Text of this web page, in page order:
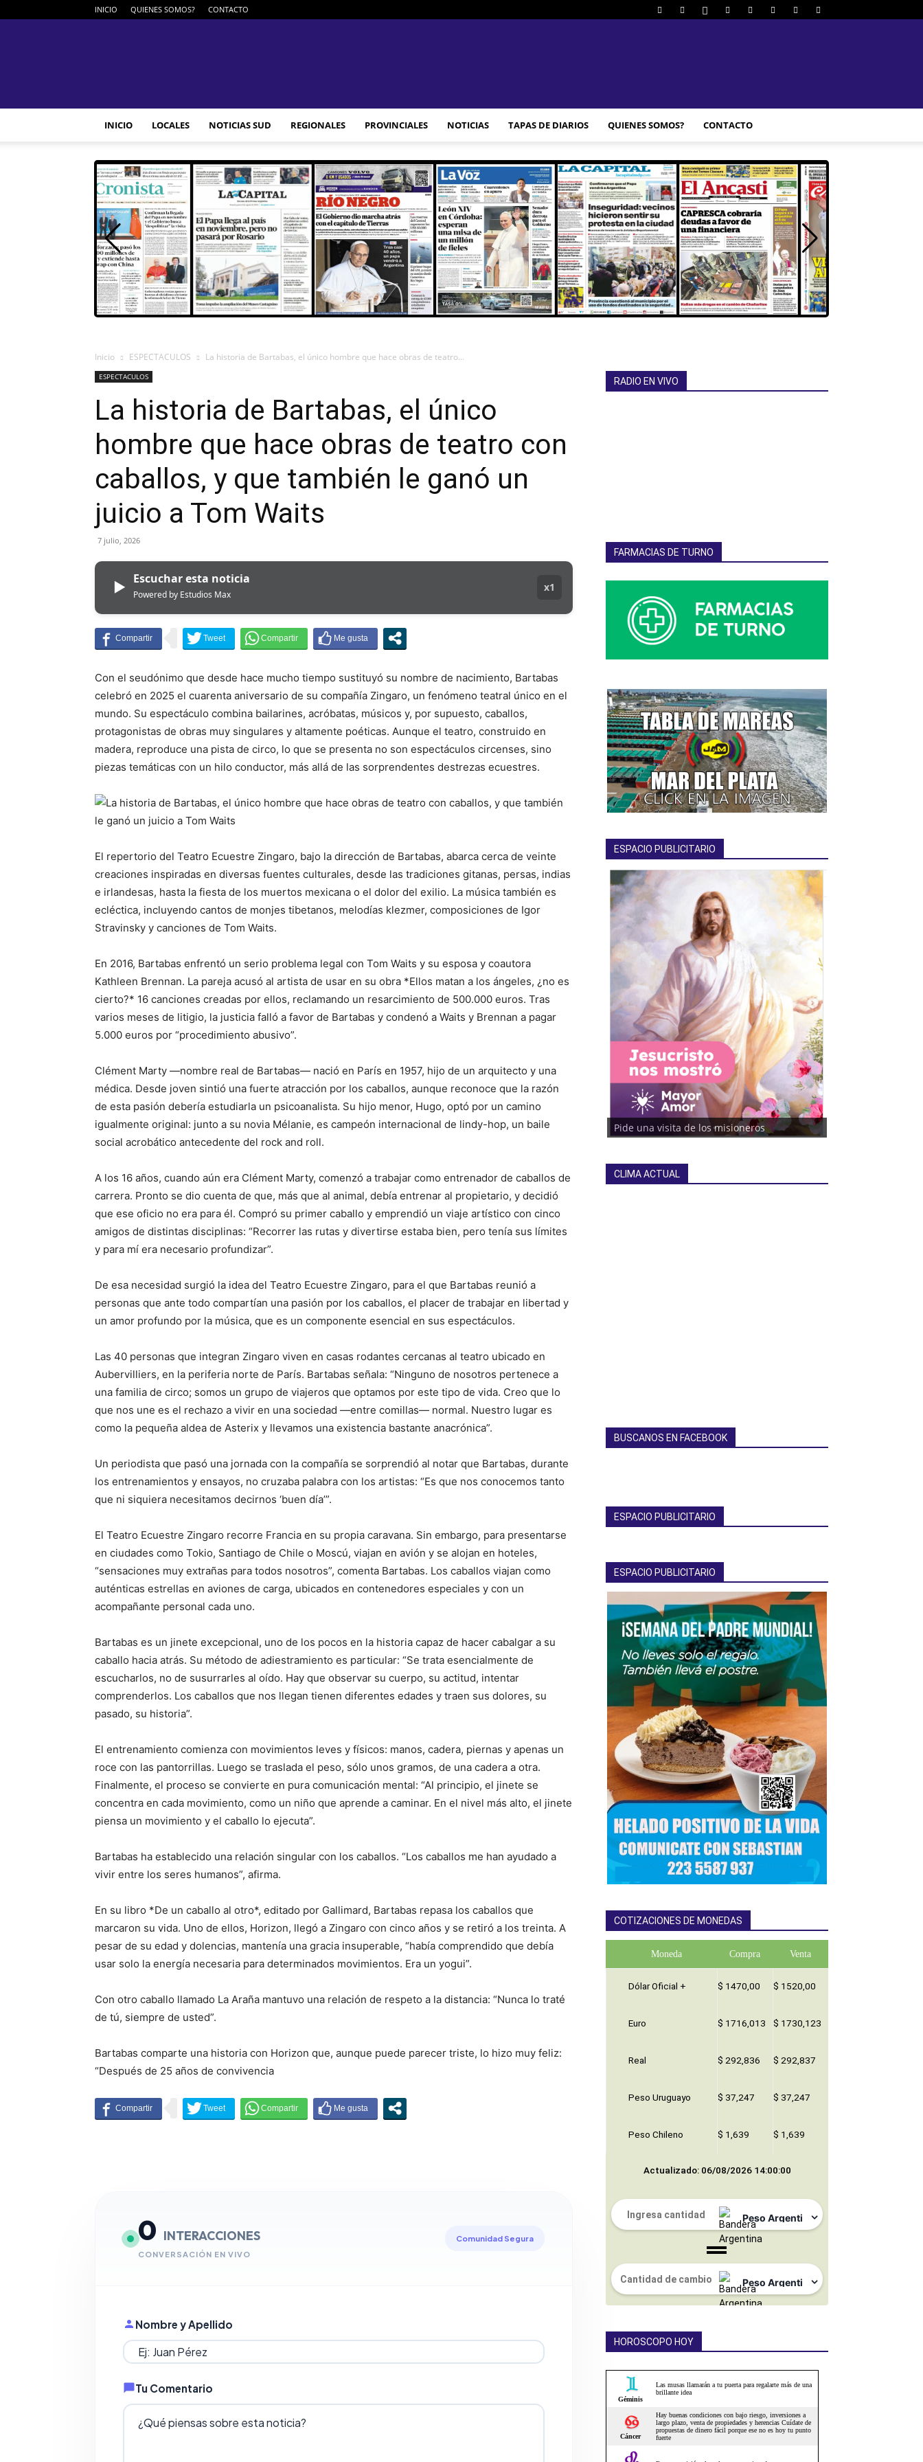
INICIO QUIENES SOMOS? CONTACTO
JAM
WEB
INICIO LOCALES NOTICIAS SUD REGIONALES PROVINCIALES NOTICIAS TAPAS DE DIARIOS QUIENES SOMOS? CONTACTO
Inicio ESPECTACULOS La historia de Bartabas, el único hombre que hace obras de teatro...
ESPECTACULOS
La historia de Bartabas, el único
hombre que hace obras de teatro con
caballos, y que también le ganó un
juicio a Tom Waits
7 julio, 2026
▶ Escuchar esta noticia
Powered by Estudios Max
x1
Con el seudónimo que desde hace mucho tiempo sustituyó su nombre de nacimiento, Bartabas
celebró en 2025 el cuarenta aniversario de su compañía Zingaro, un fenómeno teatral único en el
mundo. Su espectáculo combina bailarines, acróbatas, músicos y, por supuesto, caballos,
protagonistas de obras muy singulares y altamente poéticas. Aunque el teatro, construido en
madera, reproduce una pista de circo, lo que se presenta no son espectáculos circenses, sino
piezas temáticas con un hilo conductor, más allá de las sorprendentes destrezas ecuestres.
El repertorio del Teatro Ecuestre Zingaro, bajo la dirección de Bartabas, abarca cerca de veinte
creaciones inspiradas en diversas fuentes culturales, desde las tradiciones gitanas, persas, indias
e irlandesas, hasta la fiesta de los muertos mexicana o el dolor del exilio. La música también es
ecléctica, incluyendo cantos de monjes tibetanos, melodías klezmer, composiciones de Igor
Stravinsky y canciones de Tom Waits.
En 2016, Bartabas enfrentó un serio problema legal con Tom Waits y su esposa y coautora
Kathleen Brennan. La pareja acusó al artista de usar en su obra *Ellos matan a los ángeles, ¿no es
cierto?* 16 canciones creadas por ellos, reclamando un resarcimiento de 500.000 euros. Tras
varios meses de litigio, la justicia falló a favor de Bartabas y condenó a Waits y Brennan a pagar
5.000 euros por “procedimiento abusivo”.
Clément Marty —nombre real de Bartabas— nació en París en 1957, hijo de un arquitecto y una
médica. Desde joven sintió una fuerte atracción por los caballos, aunque reconoce que la razón
de esta pasión debería estudiarla un psicoanalista. Su hijo menor, Hugo, optó por un camino
igualmente original: junto a su novia Mélanie, es campeón internacional de lindy-hop, un baile
social acrobático antecedente del rock and roll.
A los 16 años, cuando aún era Clément Marty, comenzó a trabajar como entrenador de caballos de
carrera. Pronto se dio cuenta de que, más que al animal, debía entrenar al propietario, y decidió
que ese oficio no era para él. Compró su primer caballo y emprendió un viaje artístico con cinco
amigos de distintas disciplinas: “Recorrer las rutas y divertirse estaba bien, pero tenía sus límites
y para mí era necesario profundizar”.
De esa necesidad surgió la idea del Teatro Ecuestre Zingaro, para el que Bartabas reunió a
personas que ante todo compartían una pasión por los caballos, el placer de trabajar en libertad y
un amor profundo por la música, que es un componente esencial en sus espectáculos.
Las 40 personas que integran Zingaro viven en casas rodantes cercanas al teatro ubicado en
Aubervilliers, en la periferia norte de París. Bartabas señala: “Ninguno de nosotros pertenece a
una familia de circo; somos un grupo de viajeros que optamos por este tipo de vida. Creo que lo
que nos une es el rechazo a vivir en una sociedad —entre comillas— normal. Nuestro lugar es
como la pequeña aldea de Asterix y llevamos una existencia bastante anacrónica”.
Un periodista que pasó una jornada con la compañía se sorprendió al notar que Bartabas, durante
los entrenamientos y ensayos, no cruzaba palabra con los artistas: “Es que nos conocemos tanto
que ni siquiera necesitamos decirnos ‘buen día’”.
El Teatro Ecuestre Zingaro recorre Francia en su propia caravana. Sin embargo, para presentarse
en ciudades como Tokio, Santiago de Chile o Moscú, viajan en avión y se alojan en hoteles,
“sensaciones muy extrañas para todos nosotros”, comenta Bartabas. Los caballos viajan como
auténticas estrellas en aviones de carga, ubicados en contenedores especiales y con un
acompañante personal cada uno.
Bartabas es un jinete excepcional, uno de los pocos en la historia capaz de hacer cabalgar a su
caballo hacia atrás. Su método de adiestramiento es particular: “Se trata esencialmente de
escucharlos, no de susurrarles al oído. Hay que observar su cuerpo, su actitud, intentar
comprenderlos. Los caballos que nos llegan tienen diferentes edades y traen sus dolores, su
pasado, su historia”.
El entrenamiento comienza con movimientos leves y físicos: manos, cadera, piernas y apenas un
roce con las pantorrillas. Luego se traslada el peso, sólo unos gramos, de una cadera a otra.
Finalmente, el proceso se convierte en pura comunicación mental: “Al principio, el jinete se
concentra en cada movimiento, como un niño que aprende a caminar. En el nivel más alto, el jinete
piensa un movimiento y el caballo lo ejecuta”.
Bartabas ha establecido una relación singular con los caballos. “Los caballos me han ayudado a
vivir entre los seres humanos”, afirma.
En su libro *De un caballo al otro*, editado por Gallimard, Bartabas repasa los caballos que
marcaron su vida. Uno de ellos, Horizon, llegó a Zingaro con cinco años y se retiró a los treinta. A
pesar de su edad y dolencias, mantenía una gracia insuperable, “había comprendido que debía
usar solo la energía necesaria para determinados movimientos. Era un yogui”.
Con otro caballo llamado La Araña mantuvo una relación de respeto a la distancia: “Nunca lo traté
de tú, siempre de usted”.
Bartabas comparte una historia con Horizon que, aunque puede parecer triste, lo hizo muy feliz:
“Después de 25 años de convivencia
0 INTERACCIONES
CONVERSACIÓN EN VIVO
Comunidad Segura
Nombre y Apellido
Tu Comentario
RADIO EN VIVO
FARMACIAS DE TURNO
ESPACIO PUBLICITARIO
Pide una visita de los misioneros
CLIMA ACTUAL
BUSCANOS EN FACEBOOK
ESPACIO PUBLICITARIO
ESPACIO PUBLICITARIO
COTIZACIONES DE MONEDAS
Moneda Compra Venta
Dólar Oficial + $ 1470,00 $ 1520,00
Euro $ 1716,013 $ 1730,123
Real $ 292,836 $ 292,837
Peso Uruguayo $ 37,247 $ 37,247
Peso Chileno $ 1,639 $ 1,639
Actualizado: 06/08/2026 14:00:00
HOROSCOPO HOY